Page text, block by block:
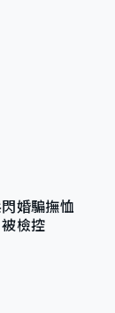
婚騙撫恤
檢控